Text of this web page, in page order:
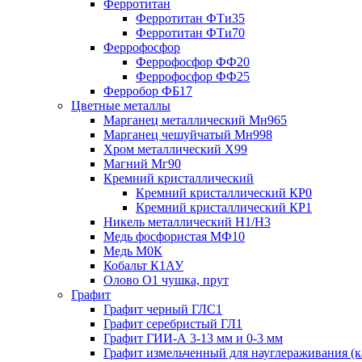
Ферротитан
Ферротитан ФТи35
Ферротитан ФТи70
Феррофосфор
Феррофосфор ФФ20
Феррофосфор ФФ25
Ферробор ФБ17
Цветные металлы
Марганец металлический Мн965
Марганец чешуйчатый Мн998
Хром металлический Х99
Магний Мг90
Кремний кристаллический
Кремний кристаллический КР0
Кремний кристаллический КР1
Никель металлический Н1/Н3
Медь фосфористая МФ10
Медь М0К
Кобальт К1АУ
Олово О1 чушка, прут
Графит
Графит черный ГЛС1
Графит серебристый ГЛ1
Графит ГИИ-А 3-13 мм и 0-3 мм
Графит измельченный для науглераживания